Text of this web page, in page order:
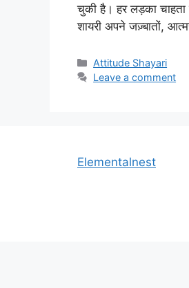
चुकी है। हर लड़का
शायरी अपने जज़्बातों,
Categories
Attitude Shayari
Leave a comment
Elementalnest